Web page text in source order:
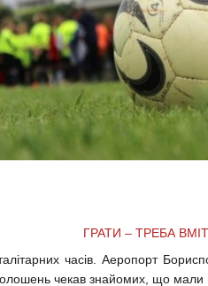
ГРАТИ – ТРЕБА
часів. Аеропорт
чекав знайомих, що мали